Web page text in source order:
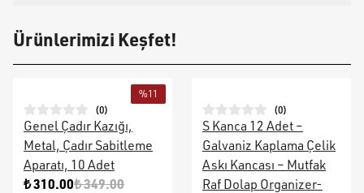
Ürünlerimizi Keşfet!
%11
(0)
Genel Çadır Kazığı,
Metal, Çadır Sabitleme
Aparatı, 10 Adet
₺ 310.00₺ 349.00
(0)
S Kanca 12 Adet –
Galvaniz Kaplama Çelik
Askı Kancası – Mutfak
Raf Dolap Organizer-